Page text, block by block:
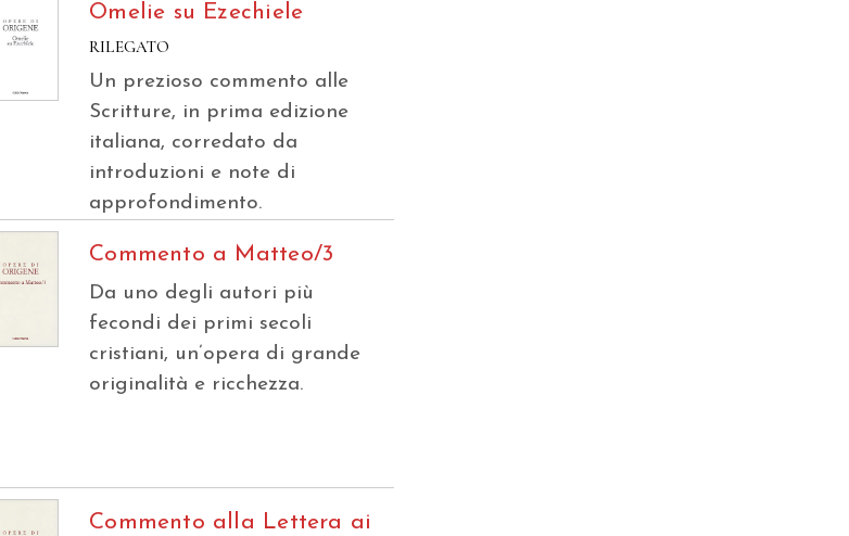
Omelie su Ezechiele
RILEGATO
Un prezioso commento alle
Scritture, in prima edizione
italiana, corredato da
introduzioni e note di
approfondimento.
Commento a Matteo/3
Da uno degli autori più
fecondi dei primi secoli
cristiani, un’opera di grande
originalità e ricchezza.
Commento alla Lettera ai